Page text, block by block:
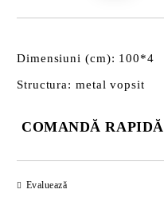
Dimensiuni (cm): 100*4
Structura: metal vopsit
COMANDĂ RAPIDĂ
Evaluează